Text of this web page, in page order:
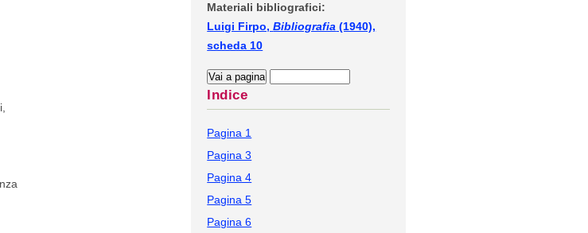
Materiali bibliografici:
Luigi Firpo,Bibliografia (1940),
scheda 10
Indice
Pagina 1
Pagina 3
Pagina 4
Pagina 5
Pagina 6